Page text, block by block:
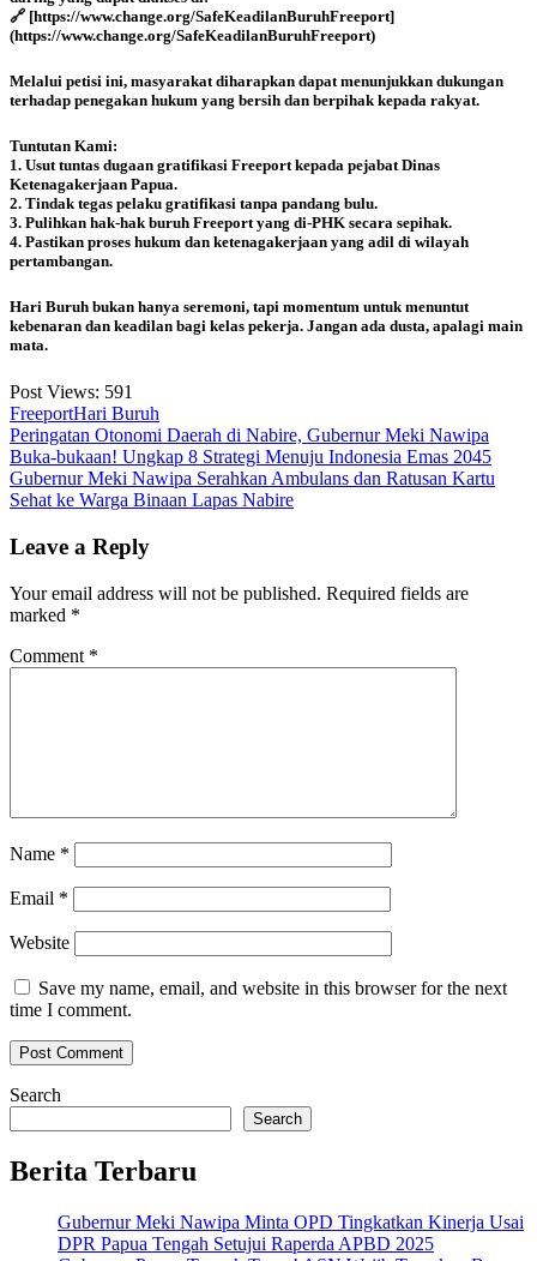
🔗 [https://www.change.org/SafeKeadilanBuruhFreeport]
(https://www.change.org/SafeKeadilanBuruhFreeport)
Melalui petisi ini, masyarakat diharapkan dapat menunjukkan dukungan
terhadap penegakan hukum yang bersih dan berpihak kepada rakyat.
Tuntutan Kami:
1. Usut tuntas dugaan gratifikasi Freeport kepada pejabat Dinas
Ketenagakerjaan Papua.
2. Tindak tegas pelaku gratifikasi tanpa pandang bulu.
3. Pulihkan hak-hak buruh Freeport yang di-PHK secara sepihak.
4. Pastikan proses hukum dan ketenagakerjaan yang adil di wilayah
pertambangan.
Hari Buruh bukan hanya seremoni, tapi momentum untuk menuntut
kebenaran dan keadilan bagi kelas pekerja. Jangan ada dusta, apalagi main
mata.
Post Views: 591
FreeportHari Buruh
Post
navigation
Peringatan Otonomi Daerah di Nabire, Gubernur Meki Nawipa
Buka-bukaan! Ungkap 8 Strategi Menuju Indonesia Emas 2045
Gubernur Meki Nawipa Serahkan Ambulans dan Ratusan Kartu
Sehat ke Warga Binaan Lapas Nabire
Leave a Reply
Your email address will not be published. Required fields are
marked *
Comment *
Name *
Email *
Website
Save my name, email, and website in this browser for the next
time I comment.
Search
Search
Berita Terbaru
Gubernur Meki Nawipa Minta OPD Tingkatkan Kinerja Usai
DPR Papua Tengah Setujui Raperda APBD 2025